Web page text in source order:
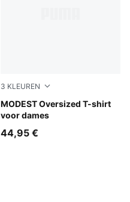
3 KLEUREN
MODEST Oversized T-shirt
voor dames
Misty Pink
44,95 €